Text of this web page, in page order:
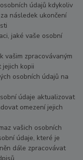
údajů kdykoliv
následek ukončení
jaké vaše osobní
vašim zpracovávaným
jejich kopii
osobních údajů na
údaje aktualizovat
omezení jejich
vašich osobních
údaje, které je
dále zpracovávat